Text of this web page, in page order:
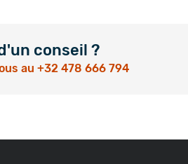
conseil ?
au +32 478 666 794